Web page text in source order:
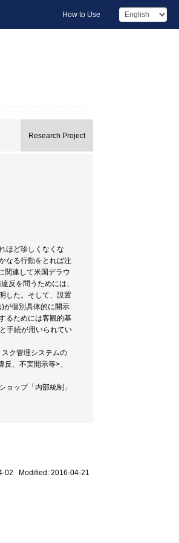
How to Use
Research Project
ほど珍しくなくな
なる行動をとれば注
関連して米国デラウ
反を問うためには、
した。そして、設置
が個別具体的に開示
るためには客観的基
手続が用いられてい
ク管理システムの
、不実開示等>、
ップ「内部統制」
02 Modified: 2016-04-21